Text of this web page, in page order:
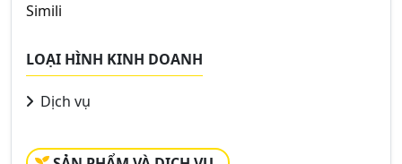
Simili
LOẠI HÌNH KINH DOANH
Dịch vụ